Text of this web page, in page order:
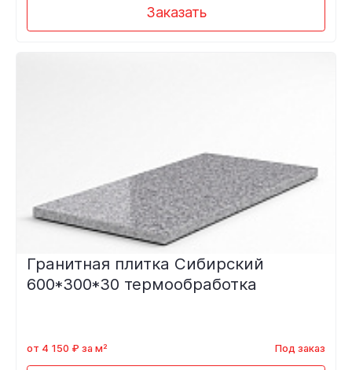
Заказать
Гранитная плитка Сибирский
600*300*30 термообработка
от 4 150 ₽ за м² Под заказ